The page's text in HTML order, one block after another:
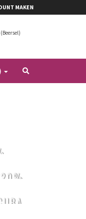
MAKEN